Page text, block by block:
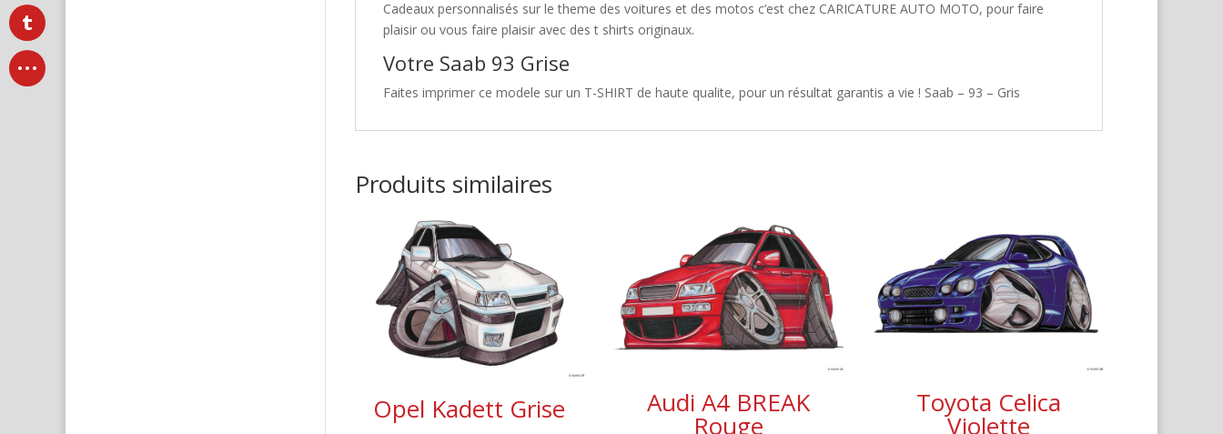
Cadeaux personnalisés sur le theme des voitures et des motos c’est chez CARICATURE AUTO MOTO, pour faire
plaisir ou vous faire plaisir avec des t shirts originaux.
Votre Saab 93 Grise
Faites imprimer ce modele sur un T-SHIRT de haute qualite, pour un résultat garantis a vie ! Saab – 93 – Gris
Produits similaires
Opel Kadett Grise Audi A4 BREAK
Rouge
Toyota Celica
Violette